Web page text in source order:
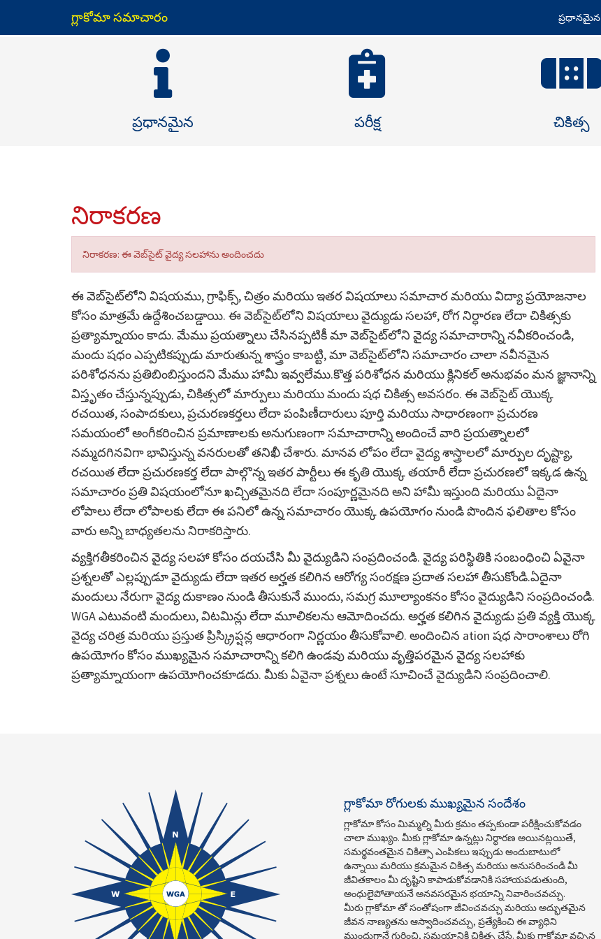
గ్లాకోమా సమాచారం ప్రధానమైన
ప్రధానమైన పరీక్ష చికిత్స
నిరాకరణ
నిరాకరణ: ఈ వెబ్‌సైట్ వైద్య సలహాను అందించదు
ఈ వెబ్‌సైట్‌లోని విషయము, గ్రాఫిక్స్, చిత్రం మరియు ఇతర విషయాలు సమాచార మరియు విద్యా ప్రయోజనాల
కోసం మాత్రమే ఉద్దేశించబడ్డాయి. ఈ వెబ్‌సైట్‌లోని విషయాలు వైద్యుడు సలహా, రోగ నిర్ధారణ లేదా చికిత్సకు
ప్రత్యామ్నాయం కాదు. మేము ప్రయత్నాలు చేసినప్పటికీ మా వెబ్‌సైట్‌లోని వైద్య సమాచారాన్ని నవీకరించండి,
మందు షధం ఎప్పటికప్పుడు మారుతున్న శాస్త్రం కాబట్టి, మా వెబ్‌సైట్‌లోని సమాచారం చాలా నవీనమైన
పరిశోధనను ప్రతిబింబిస్తుందని మేము హామీ ఇవ్వలేము.కొత్త పరిశోధన మరియు క్లినికల్ అనుభవం మన జ్ఞానాన్ని
విస్తృతం చేస్తున్నప్పుడు, చికిత్సలో మార్పులు మరియు మందు షధ చికిత్స అవసరం. ఈ వెబ్‌సైట్ యొక్క
రచయిత, సంపాదకులు, ప్రచురణకర్తలు లేదా పంపిణీదారులు పూర్తి మరియు సాధారణంగా ప్రచురణ
సమయంలో అంగీకరించిన ప్రమాణాలకు అనుగుణంగా సమాచారాన్ని అందించే వారి ప్రయత్నాలలో
నమ్మదగినవిగా భావిస్తున్న వనరులతో తనిఖీ చేశారు. మానవ లోపం లేదా వైద్య శాస్త్రాలలో మార్పుల దృష్ట్యా,
రచయిత లేదా ప్రచురణకర్త లేదా పాల్గొన్న ఇతర పార్టీలు ఈ కృతి యొక్క తయారీ లేదా ప్రచురణలో ఇక్కడ ఉన్న
సమాచారం ప్రతి విషయంలోనూ ఖచ్చితమైనది లేదా సంపూర్ణమైనది అని హామీ ఇస్తుంది మరియు ఏదైనా
లోపాలు లేదా లోపాలకు లేదా ఈ పనిలో ఉన్న సమాచారం యొక్క ఉపయోగం నుండి పొందిన ఫలితాల కోసం
వారు అన్ని బాధ్యతలను నిరాకరిస్తారు.
వ్యక్తిగతీకరించిన వైద్య సలహా కోసం దయచేసి మీ వైద్యుడిని సంప్రదించండి. వైద్య పరిస్థితికి సంబంధించి ఏవైనా
ప్రశ్నలతో ఎల్లప్పుడూ వైద్యుడు లేదా ఇతర అర్హత కలిగిన ఆరోగ్య సంరక్షణ ప్రదాత సలహా తీసుకోండి.ఏదైనా
మందులు నేరుగా వైద్య దుకాణం నుండి తీసుకునే ముందు, సమగ్ర మూల్యాంకనం కోసం వైద్యుడిని సంప్రదించండి.
WGA ఎటువంటి మందులు, విటమిన్లు లేదా మూలికలను ఆమోదించదు. అర్హత కలిగిన వైద్యుడు ప్రతి వ్యక్తి యొక్క
వైద్య చరిత్ర మరియు ప్రస్తుత ప్రిస్క్రిప్షన్ల ఆధారంగా నిర్ణయం తీసుకోవాలి. అందించిన ation షధ సారాంశాలు రోగి
ఉపయోగం కోసం ముఖ్యమైన సమాచారాన్ని కలిగి ఉండవు మరియు వృత్తిపరమైన వైద్య సలహాకు
ప్రత్యామ్నాయంగా ఉపయోగించకూడదు. మీకు ఏవైనా ప్రశ్నలు ఉంటే సూచించే వైద్యుడిని సంప్రదించాలి.
గ్లాకోమా రోగులకు ముఖ్యమైన సందేశం
గ్లాకోమా కోసం మిమ్మల్ని మీరు క్రమం తప్పకుండా పరీక్షించుకోవడం
చాలా ముఖ్యం. మీకు గ్లాకోమా ఉన్నట్లు నిర్ధారణ అయినట్లయితే,
సమర్థవంతమైన చికిత్సా ఎంపికలు ఇప్పుడు అందుబాటులో
ఉన్నాయి మరియు క్రమమైన చికిత్స మరియు అనుసరించండి మీ
జీవితకాలం మీ దృష్టిని కాపాడుకోవడానికి సహాయపడుతుంది,
అంధులైపోతాయనే అనవసరమైన భయాన్ని నివారించవచ్చు.
మీరు గ్లాకోమా తో సంతోషంగా జీవించవచ్చు మరియు అద్భుతమైన
జీవన నాణ్యతను ఆస్వాదించవచ్చు, ప్రత్యేకించి ఈ వ్యాధిని
ముందుగానే గుర్తించి, సమయానికి చికిత్స చేస్తే. మీకు గ్లాకోమా వచ్చిన